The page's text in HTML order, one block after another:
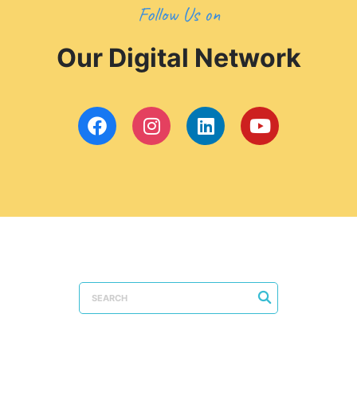
Follow Us on
Our Digital Network